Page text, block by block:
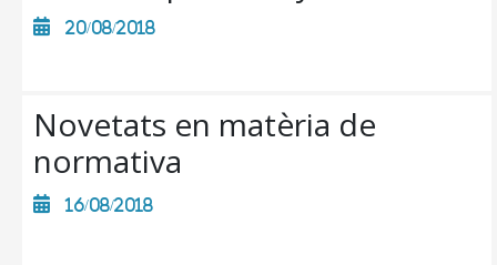
20/08/2018
Novetats en matèria de
normativa
16/08/2018